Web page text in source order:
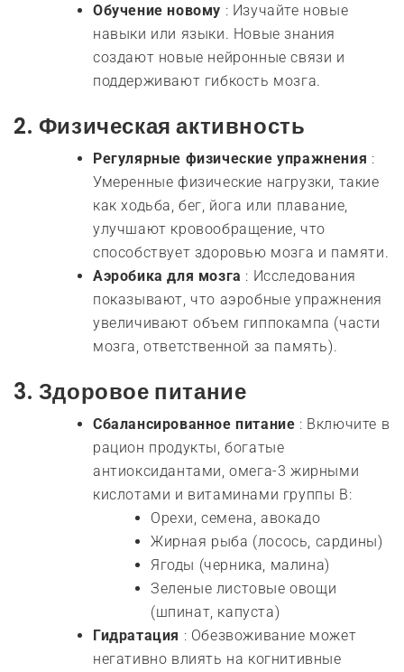
Обучение новому : Изучайте новые
навыки или языки. Новые знания
создают новые нейронные связи и
поддерживают гибкость мозга.
2. Физическая активность
Регулярные физические упражнения :
Умеренные физические нагрузки, такие
как ходьба, бег, йога или плавание,
улучшают кровообращение, что
способствует здоровью мозга и памяти.
Аэробика для мозга : Исследования
показывают, что аэробные упражнения
увеличивают объем гиппокампа (части
мозга, ответственной за память).
3. Здоровое питание
Сбалансированное питание : Включите в
рацион продукты, богатые
антиоксидантами, омега-3 жирными
кислотами и витаминами группы B:
Орехи, семена, авокадо
Жирная рыба (лосось, сардины)
Ягоды (черника, малина)
Зеленые листовые овощи
(шпинат, капуста)
Гидратация : Обезвоживание может
негативно влиять на когнитивные